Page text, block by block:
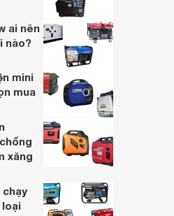
lượng dạng màng
KDV-14M-6T6-FWX
4 nơi bán
ai nên
nào?
mini
mua
xăng
chạy
loại